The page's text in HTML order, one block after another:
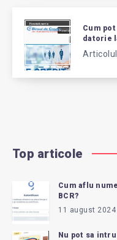
Cum
datorie
Top articole
Cum aflu
BCR?
11 august 2024
Nu pot sa